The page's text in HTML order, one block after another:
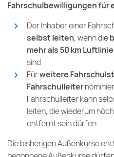
Fahrschulbewilligungen für
Der Inhaber einer
selbst leiten, wenn die
mehr als 50 km
sind
Fürweitere
Fahrschulleiter
Fahrschulleiter kann
leiten, die wiederum
entfernt sein dürfen
Die bisherigen Außenkurse